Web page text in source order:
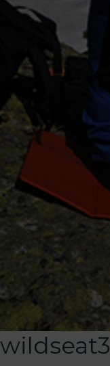
wildseat3